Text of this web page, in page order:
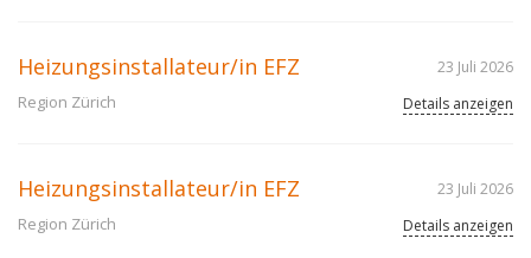
Heizungsinstallateur/in EFZ
Region Zürich
23 Juli 2026
Details anzeigen
Heizungsinstallateur/in EFZ
Region Zürich
23 Juli 2026
Details anzeigen